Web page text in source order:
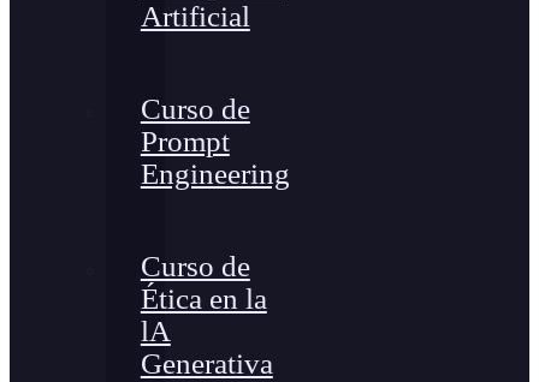
Artificial
Curso de
Prompt
Engineering
Curso de
Ética en la
lA
Generativa